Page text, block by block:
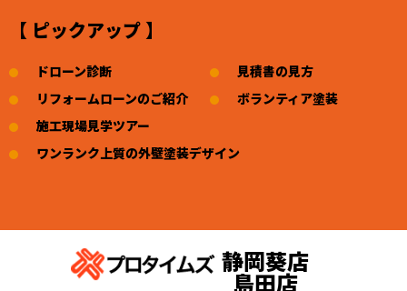
【 ピックアップ 】
ドローン診断
リフォームローンのご紹介
見積書の見方
ボランティア塗装
施工現場見学ツアー
ワンランク上質の外壁塗装デザイン
静岡葵店
島田店